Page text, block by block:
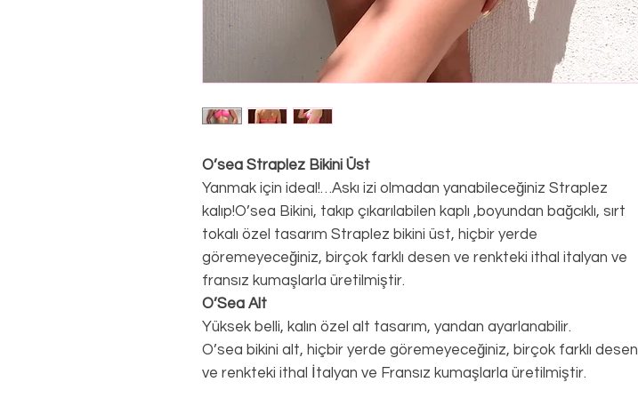
O’sea Straplez Bikini Üst
Yanmak için ideal!…Askı izi olmadan yanabileceğiniz Straplez
kalıp!O’sea Bikini, takıp çıkarılabilen kaplı ,boyundan bağcıklı, sırt
tokalı özel tasarım Straplez bikini üst, hiçbir yerde
göremeyeceğiniz, birçok farklı desen ve renkteki ithal italyan ve
fransız kumaşlarla üretilmiştir.
O’Sea Alt
Yüksek belli, kalın özel alt tasarım, yandan ayarlanabilir.
O’sea bikini alt, hiçbir yerde göremeyeceğiniz, birçok farklı desen
ve renkteki ithal
talyan ve Fransız kumaşlarla üretilmiştir.